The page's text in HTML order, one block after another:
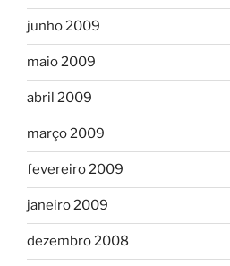
junho 2009
maio 2009
abril 2009
março 2009
fevereiro 2009
janeiro 2009
dezembro 2008